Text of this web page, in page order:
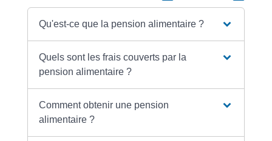
Qu'est-ce que la pension alimentaire ?
Quels sont les frais couverts par la
pension alimentaire ?
Comment obtenir une pension
alimentaire ?